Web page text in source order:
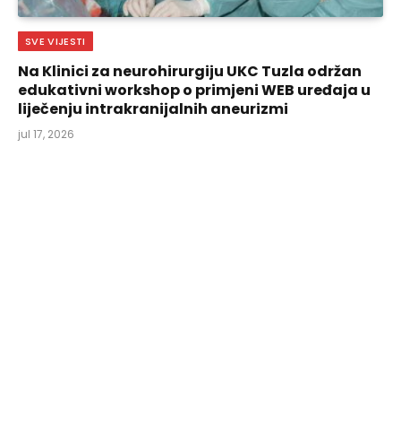
SVE VIJESTI
Na Klinici za neurohirurgiju UKC Tuzla održan
edukativni workshop o primjeni WEB uređaja u
liječenju intrakranijalnih aneurizmi
jul 17, 2026